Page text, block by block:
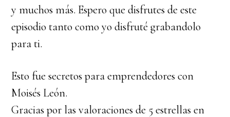
y muchos más. Espero que disfrutes de este
episodio tanto como yo disfruté grabandolo
para ti.
Esto fue secretos para emprendedores con
Moisés León.
Gracias por las valoraciones de 5 estrellas en